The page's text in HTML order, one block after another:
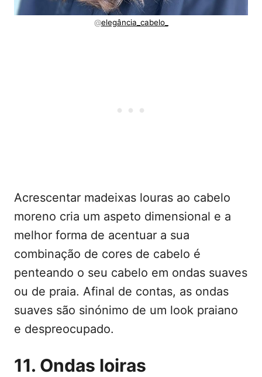
@elegância_cabelo_
Acrescentar madeixas louras ao cabelo
moreno cria um aspeto dimensional e a
melhor forma de acentuar a sua
combinação de cores de cabelo é
penteando o seu cabelo em ondas suaves
ou de praia. Afinal de contas, as ondas
suaves são sinónimo de um look praiano
e despreocupado.
11. Ondas loiras